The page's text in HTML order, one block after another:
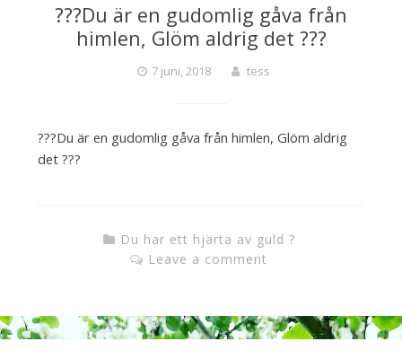
???Du är en gudomlig gåva från
himlen, Glöm aldrig det ???
7 juni, 2018 tess
???Du är en gudomlig gåva från himlen, Glöm aldrig
det ???
Du har ett hjärta av guld ?
Leave a comment